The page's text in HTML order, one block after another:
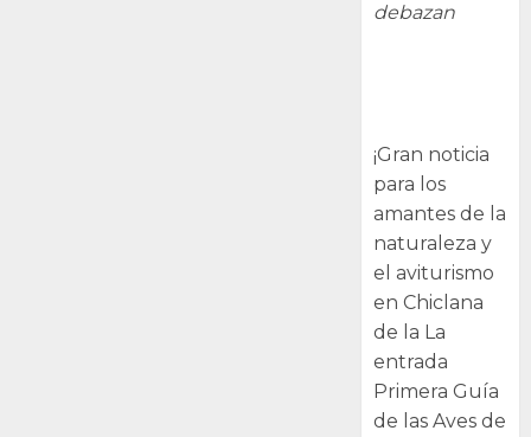
debazan
¡Gran noticia
para los
amantes de la
naturaleza y
el aviturismo
en Chiclana
de la La
entrada
Primera Guía
de las Aves de